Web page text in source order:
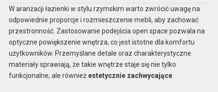
W aranżacji łazienki w stylu rzymskim warto zwrócić uwagę na
odpowiednie proporcje i rozmieszczenie mebli, aby zachować
przestronność. Zastosowanie podejścia open space pozwala na
optyczne powiększenie wnętrza, co jest istotne dla komfortu
użytkowników. Przemyślane detale oraz charakterystyczne
materiały sprawiają, że takie wnętrze staje się nie tylko
funkcjonalne, ale również estetycznie zachwycające.